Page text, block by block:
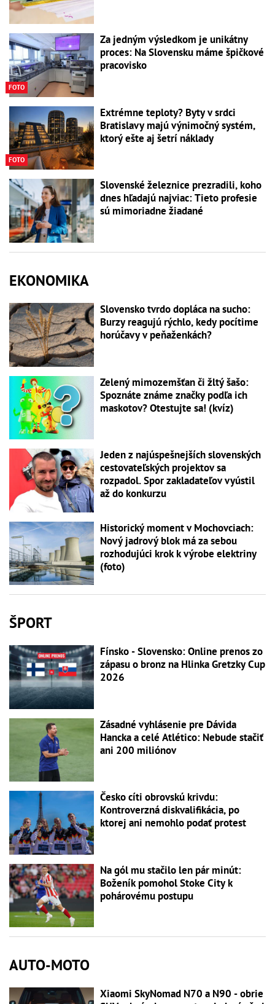
FOTO
Za jedným výsledkom je unikátny
proces: Na Slovensku máme špičkové
pracovisko
FOTO
Extrémne teploty? Byty v srdci
Bratislavy majú výnimočný systém,
ktorý ešte aj šetrí náklady
Slovenské železnice prezradili, koho
dnes hľadajú najviac: Tieto profesie
sú mimoriadne žiadané
EKONOMIKA
Slovensko tvrdo dopláca na sucho:
Burzy reagujú rýchlo, kedy pocítime
horúčavy v peňaženkách?
Zelený mimozemšťan či žltý šašo:
Spoznáte známe značky podľa ich
maskotov? Otestujte sa! (kvíz)
Jeden z najúspešnejších slovenských
cestovateľských projektov sa
rozpadol. Spor zakladateľov vyústil
až do konkurzu
Historický moment v Mochovciach:
Nový jadrový blok má za sebou
rozhodujúci krok k výrobe elektriny
(foto)
ŠPORT
Fínsko - Slovensko: Online prenos zo
zápasu o bronz na Hlinka Gretzky Cup
2026
Zásadné vyhlásenie pre Dávida
Hancka a celé Atlético: Nebude stačiť
ani 200 miliónov
Česko cíti obrovskú krivdu:
Kontroverzná diskvalifikácia, po
ktorej ani nemohlo podať protest
Na gól mu stačilo len pár minút:
Boženík pomohol Stoke City k
pohárovému postupu
AUTO-MOTO
Xiaomi SkyNomad N70 a N90 - obrie